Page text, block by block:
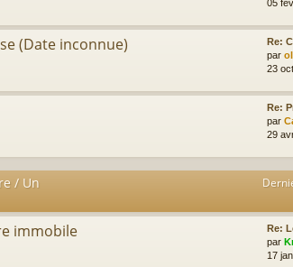
05
(Date inconnue)
Re:
par
23
Re:
par
29
/ Un
immobile
Re:
par
17